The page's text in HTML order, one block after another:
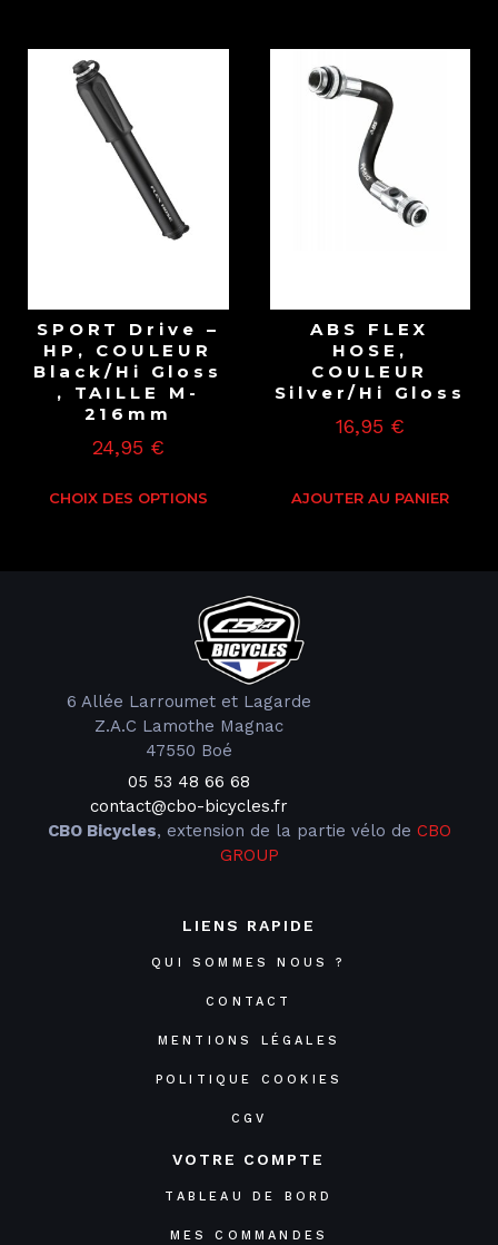
SPORT Drive –
HP, COULEUR
Black/Hi Gloss
, TAILLE M-
216mm
24,95 €
CHOIX DES OPTIONS
ABS FLEX
HOSE,
COULEUR
Silver/Hi Gloss
16,95 €
AJOUTER AU PANIER
6 Allée Larroumet et Lagarde
Z.A.C Lamothe Magnac
47550 Boé
05 53 48 66 68
contact@cbo-bicycles.fr
CBO Bicycles, extension de la partie vélo de CBO
GROUP
LIENS RAPIDE
QUI SOMMES NOUS ?
CONTACT
MENTIONS LÉGALES
POLITIQUE COOKIES
CGV
VOTRE COMPTE
TABLEAU DE BORD
MES COMMANDES